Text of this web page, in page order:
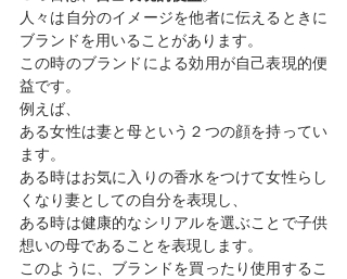
人々は自分のイメージを他者に伝えるときに
ブランドを用いることがあります。
この時のブランドによる効用が自己表現的便
益です。
例えば、
ある女性は妻と母という２つの顔を持ってい
ます。
ある時はお気に入りの香水をつけて女性らし
くなり妻としての自分を表現し、
ある時は健康的なシリアルを選ぶことで子供
想いの母であることを表現します。
このように、ブランドを買ったり使用するこ